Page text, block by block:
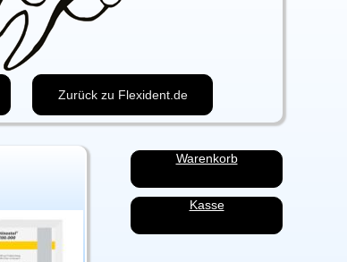
Zurück zu Flexident.de
Navigation
überspringenWarenkorb
Kasse